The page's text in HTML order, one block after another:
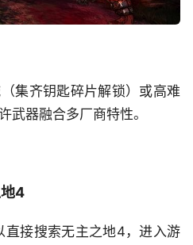
集齐钥匙碎片解锁）或高难
武器融合多厂商特性。
4
直接搜索无主之地4，进入游